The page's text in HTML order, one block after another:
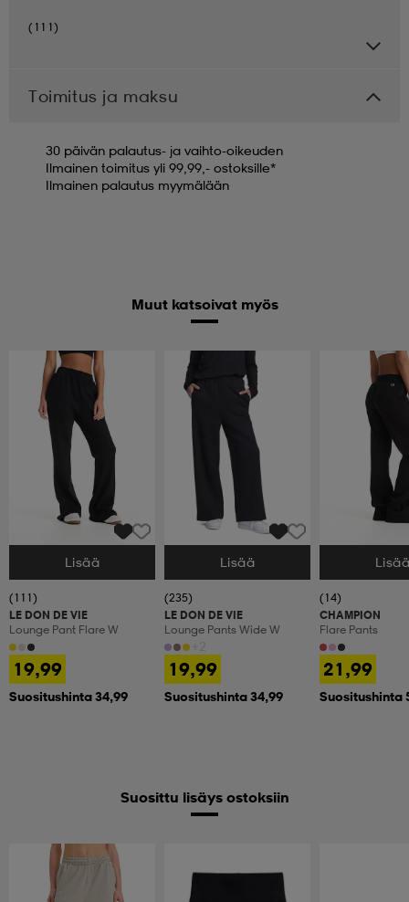
(111)
Toimitus ja maksu
30 päivän palautus- ja vaihto-oikeuden
Ilmainen toimitus yli 99,99,- ostoksille*
Ilmainen palautus myymälään
Muut katsoivat myös
Valitse Koko
Lisää
(111)
LE DON DE VIE
Lounge Pant Flare W
19,99
Suositushinta 34,99
Valitse Koko
Lisää
(235)
LE DON DE VIE
Lounge Pants Wide W
19,99
Suositushinta 34,99
Valitse Koko
(14)
CHAMPION
Flare Pants
21,99
Suositushinta
Suosittu lisäys ostoksiin